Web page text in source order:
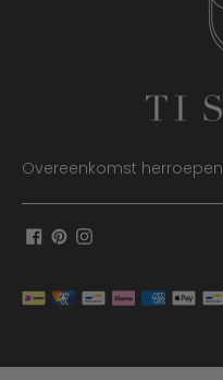
Overeenkomst herroepen
Betaalmethoden